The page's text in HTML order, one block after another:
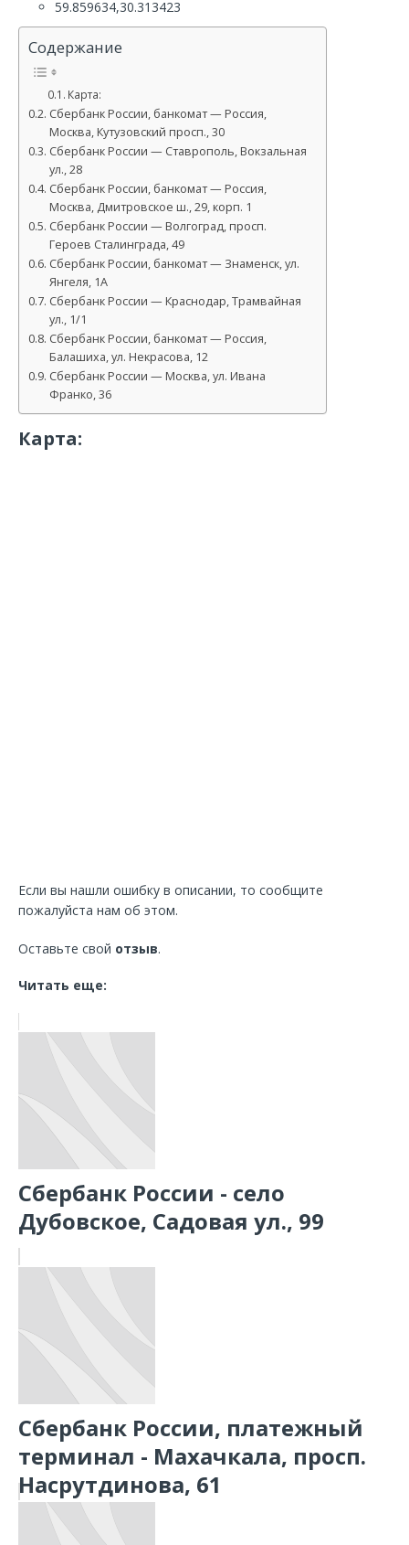
59.859634,30.313423
Содержание
Карта:
Сбербанк России, банкомат — Россия,
Москва, Кутузовский просп., 30
Сбербанк России — Ставрополь, Вокзальная
ул., 28
Сбербанк России, банкомат — Россия,
Москва, Дмитровское ш., 29, корп. 1
Сбербанк России — Волгоград, просп.
Героев Сталинграда, 49
Сбербанк России, банкомат — Знаменск, ул.
Янгеля, 1А
Сбербанк России — Краснодар, Трамвайная
ул., 1/1
Сбербанк России, банкомат — Россия,
Балашиха, ул. Некрасова, 12
Сбербанк России — Москва, ул. Ивана
Франко, 36
Карта:
Если вы нашли ошибку в описании, то сообщите
пожалуйста нам об этом.
Оставьте свой отзыв.
Читать еще:
Сбербанк России - село
Дубовское, Садовая ул., 99
Сбербанк России, платежный
терминал - Махачкала, просп.
Насрутдинова, 61